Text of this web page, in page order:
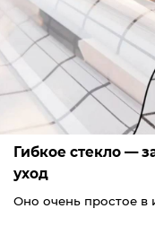
Гибкое стекло —
уход
Оно очень простое в